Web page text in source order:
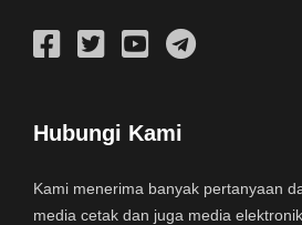
Hubungi Kami
Kami menerima banyak pertanyaan
media cetak dan juga media